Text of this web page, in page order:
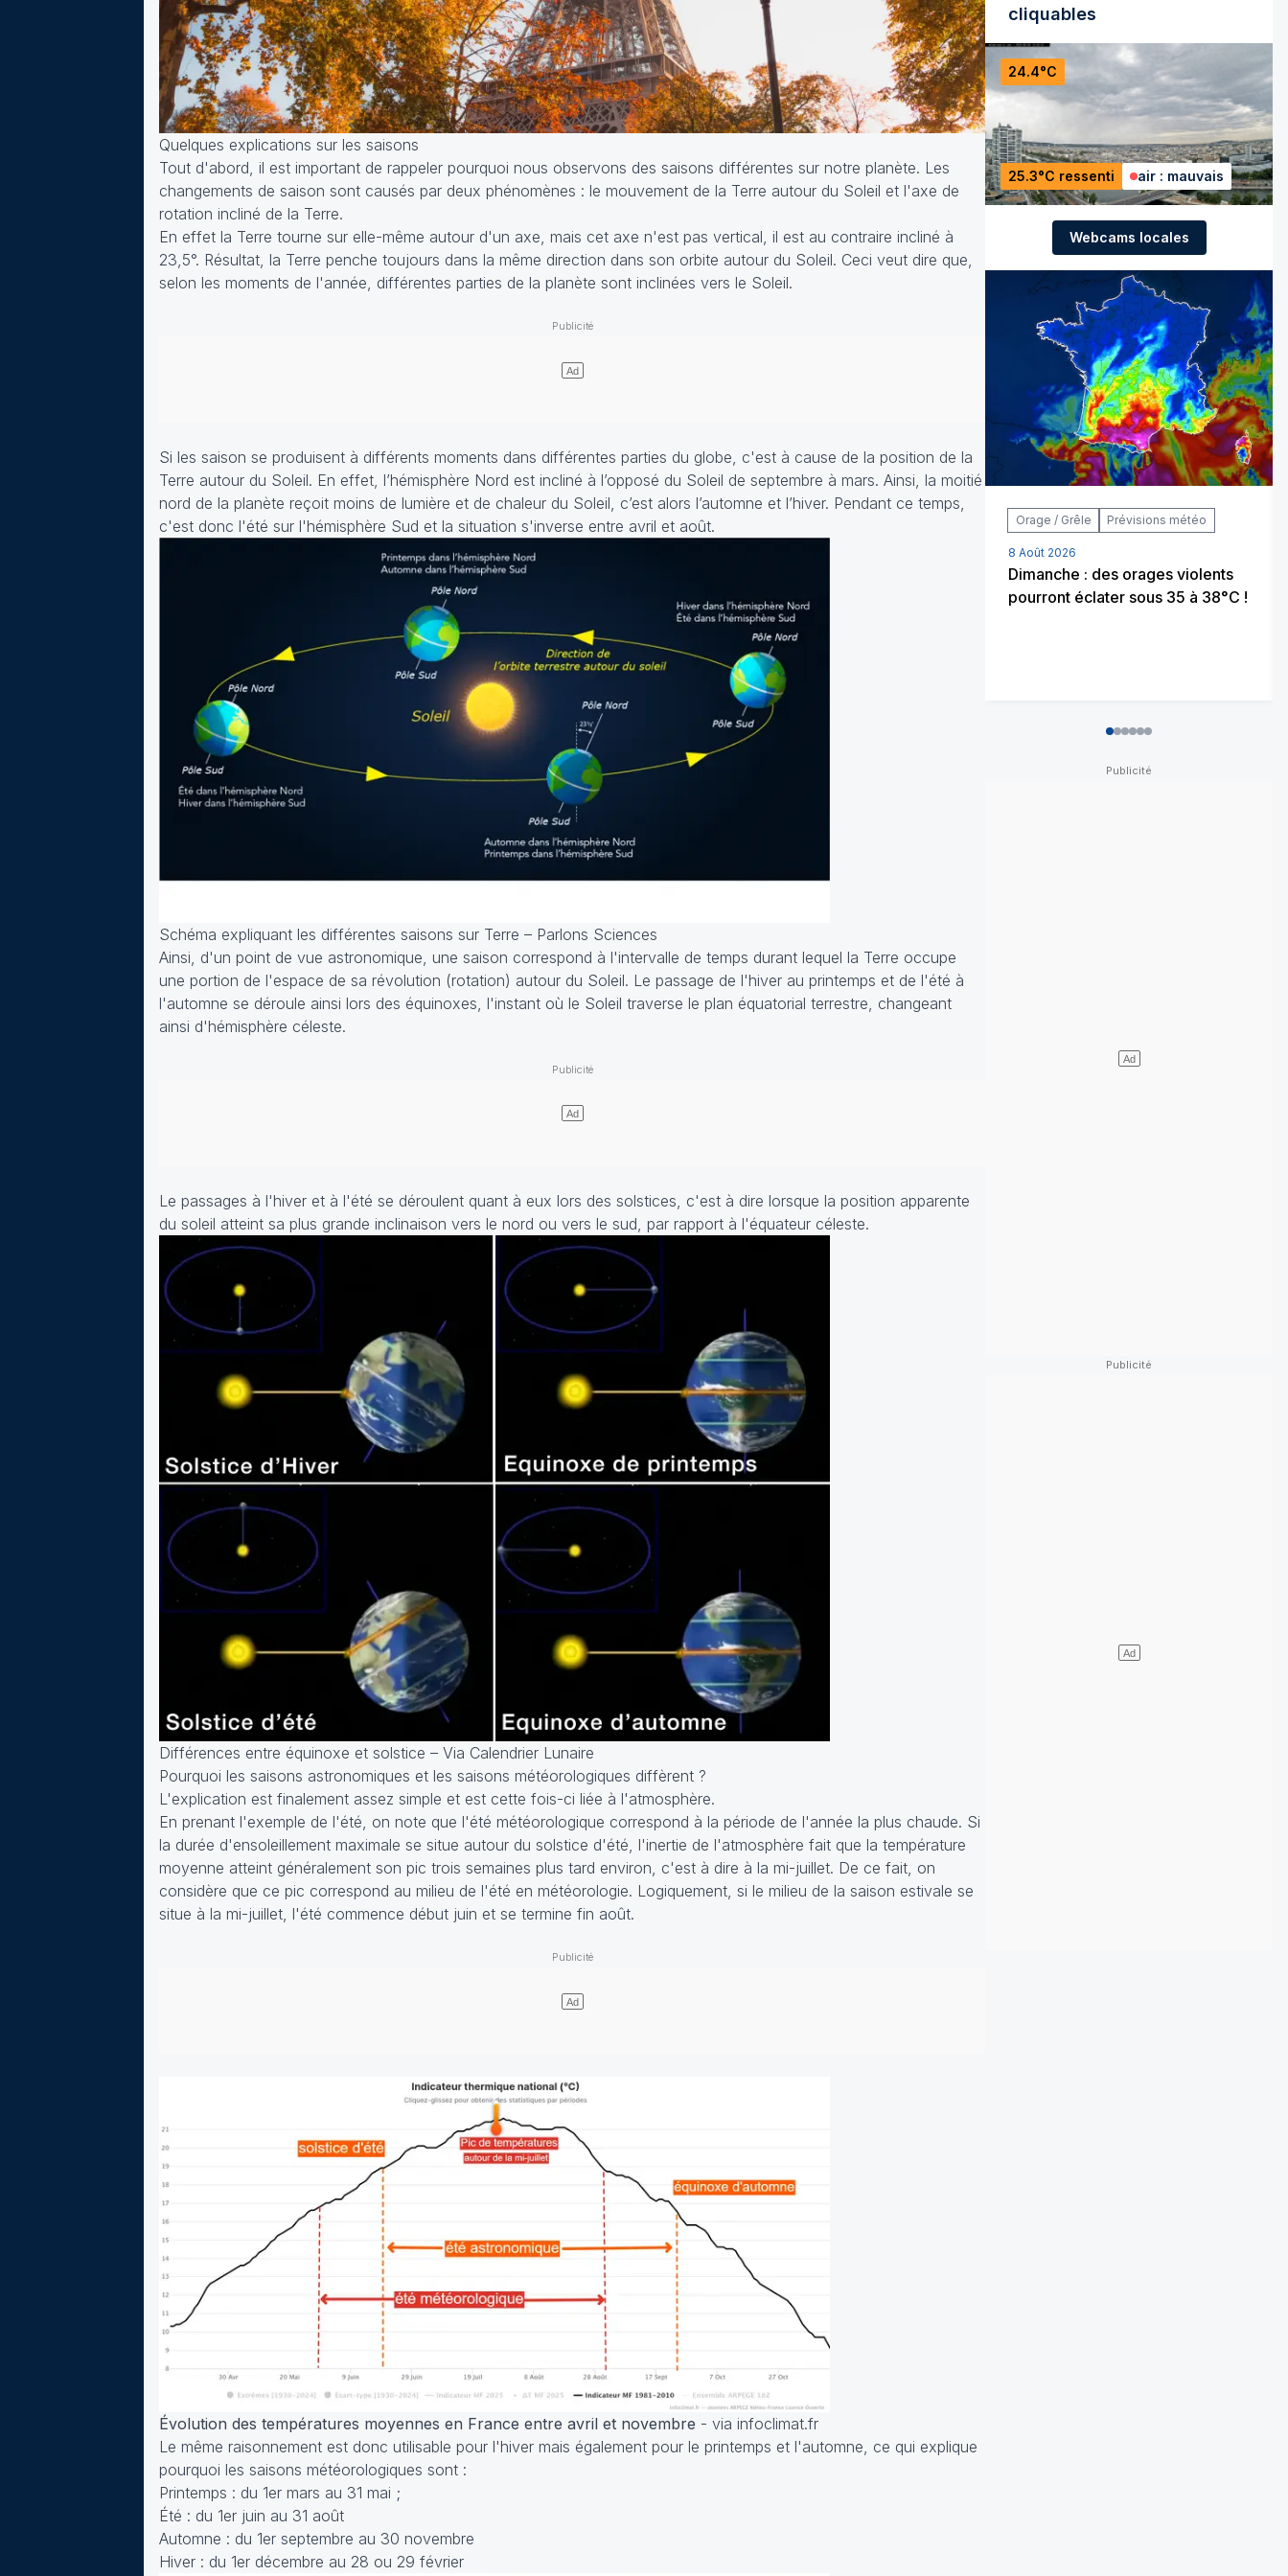
Quelques explications sur les saisons
Tout d'abord, il est important de rappeler pourquoi nous observons des saisons différentes sur notre planète. Les
changements de saison sont causés par deux phénomènes : le mouvement de la Terre autour du Soleil et l'axe de
rotation incliné de la Terre.
En effet la Terre tourne sur elle-même autour d'un axe, mais cet axe n'est pas vertical, il est au contraire incliné à
23,5°. Résultat, la Terre penche toujours dans la même direction dans son orbite autour du Soleil. Ceci veut dire que,
selon les moments de l'année, différentes parties de la planète sont inclinées vers le Soleil.
Si les saison se produisent à différents moments dans différentes parties du globe, c'est à cause de la position de la
Terre autour du Soleil. En effet, l’hémisphère Nord est incliné à l’opposé du Soleil de septembre à mars. Ainsi, la moitié
nord de la planète reçoit moins de lumière et de chaleur du Soleil, c’est alors l’automne et l’hiver. Pendant ce temps,
c'est donc l'été sur l'hémisphère Sud et la situation s'inverse entre avril et août.
Schéma expliquant les différentes saisons sur Terre – Parlons Sciences
Ainsi, d'un point de vue astronomique, une saison correspond à l'intervalle de temps durant lequel la Terre occupe
une portion de l'espace de sa révolution (rotation) autour du Soleil. Le passage de l'hiver au printemps et de l'été à
l'automne se déroule ainsi lors des équinoxes, l'instant où le Soleil traverse le plan équatorial terrestre, changeant
ainsi d'hémisphère céleste.
Le passages à l'hiver et à l'été se déroulent quant à eux lors des solstices, c'est à dire lorsque la position apparente
du soleil atteint sa plus grande inclinaison vers le nord ou vers le sud, par rapport à l'équateur céleste.
Différences entre équinoxe et solstice – Via Calendrier Lunaire
Pourquoi les saisons astronomiques et les saisons météorologiques diffèrent ?
L'explication est finalement assez simple et est cette fois-ci liée à l'atmosphère.
En prenant l'exemple de l'été, on note que l'été météorologique correspond à la période de l'année la plus chaude. Si
la durée d'ensoleillement maximale se situe autour du solstice d'été, l'inertie de l'atmosphère fait que la température
moyenne atteint généralement son pic trois semaines plus tard environ, c'est à dire à la mi-juillet. De ce fait, on
considère que ce pic correspond au milieu de l'été en météorologie. Logiquement, si le milieu de la saison estivale se
situe à la mi-juillet, l'été commence début juin et se termine fin août.
Évolution des températures moyennes en France entre avril et novembre - via infoclimat.fr
Le même raisonnement est donc utilisable pour l'hiver mais également pour le printemps et l'automne, ce qui explique
pourquoi les saisons météorologiques sont :
Printemps : du 1er mars au 31 mai ;
Été : du 1er juin au 31 août
Automne : du 1er septembre au 30 novembre
Hiver : du 1er décembre au 28 ou 29 février
cliquables
24.4°C
25.3°C ressenti air : mauvais
Webcams locales
Orage / Grêle Prévisions météo
8 Août 2026
Dimanche : des orages violents
pourront éclater sous 35 à 38°C !
012345